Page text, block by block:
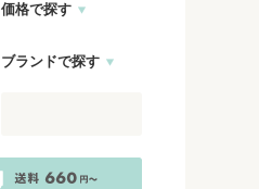
価格で探す
ブランドで探す